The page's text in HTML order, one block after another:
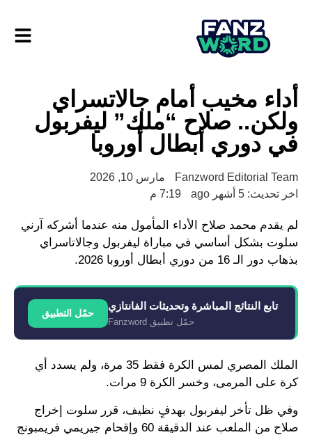
أداء مخيب أمام جالاتسراي
ولكن.. صلاح “ملك” ليفربول
في دوري أبطال أوروبا
Fanzword Editorial Team
مارس 10, 2026
اخر تحديث: 5 أشهر ago
7:19 م
لم يقدم محمد صلاح الأداء المأمول منه عندما أشركه آرني
سلوت بشكل أساسي في مباراة ليفربول وجالاتاسراي
بذهاب دور الـ 16 من دوري أبطال أوروبا 2026.
تابع النتائج المباشرة وتحديثات الفانتازي
حمّل تطبيق Fanzword
حمّل التطبيق
الملك المصري لمس الكرة فقط 35 مرة، ولم يسدد أي
كرة على المرمى، وخسر الكرة 9 مرات.
وفي ظل تأخر ليفربول بهدفٍ نظيف، قرر سلوت إخراج
صلاح من الملعب عند الدقيقة 60 وإقحام جيريمي فريمبونج